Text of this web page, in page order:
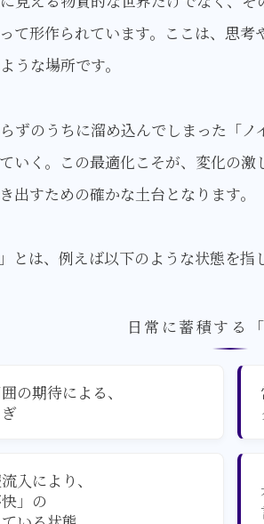
て形作られています。ここは、思
うな場所です。
ずのうちに溜め込んでしまった「
いく。この最適化こそが、変化の
出すための確かな土台となります。
とは、例えば以下のような状態を指
日常に蓄積する「
の期待による、
入により、
」の